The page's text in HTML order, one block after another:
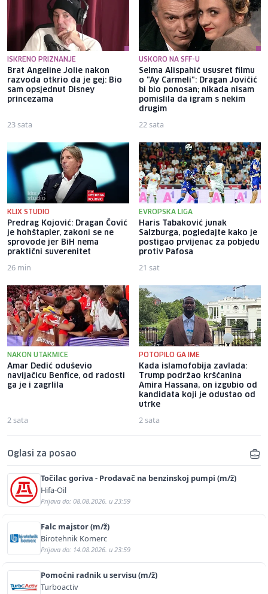
ISKRENO PRIZNANJE
Brat Angeline Jolie nakon
razvoda otkrio da je gej: Bio
sam opsjednut Disney
princezama
23 sata
USKORO NA SFF-U
Selma Alispahić ususret filmu
o "Ay Carmeli": Dragan Jovičić
bi bio ponosan; nikada nisam
pomislila da igram s nekim
drugim
22 sata
KLIX STUDIO
Predrag Kojović: Dragan Čović
je hohštapler, zakoni se ne
sprovode jer BiH nema
praktični suverenitet
26 min
EVROPSKA LIGA
Haris Tabaković junak
Salzburga, pogledajte kako je
postigao prvijenac za pobjedu
protiv Pafosa
21 sat
NAKON UTAKMICE
Amar Dedić oduševio
navijačicu Benfice, od radosti
ga je i zagrlila
2 sata
POTOPILO GA IME
Kada islamofobija zavlada:
Trump podržao kršćanina
Amira Hassana, on izgubio od
kandidata koji je odustao od
utrke
2 sata
Oglasi za posao
Točilac goriva - Prodavač na benzinskoj pumpi (m/ž)
Hifa-Oil
Prijava do: 08.08.2026. u 23:59
Falc majstor (m/ž)
Birotehnik Komerc
Prijava do: 14.08.2026. u 23:59
Pomoćni radnik u servisu (m/ž)
Turboactiv